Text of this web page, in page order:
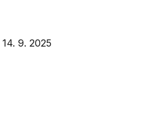
14. 9. 2025